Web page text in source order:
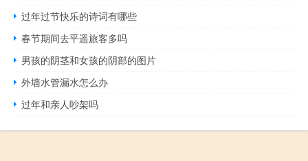
过年过节快乐的诗词有哪些
春节期间去平遥旅客多吗
男孩的阴茎和女孩的阴部的图片
外墙水管漏水怎么办
过年和亲人吵架吗